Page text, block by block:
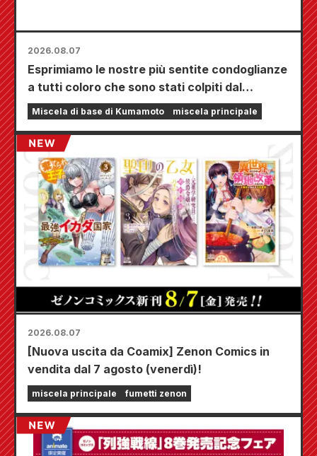
2026.08.07
Esprimiamo le nostre più sentite condoglianze
a tutti coloro che sono stati colpiti dal
terremoto di Kumamoto del 2026.
Miscela di base di Kumamoto miscela principale
2026.08.07
[Nuova uscita da Coamix] Zenon Comics in
vendita dal 7 agosto (venerdì)!
miscela principale fumetti zenon